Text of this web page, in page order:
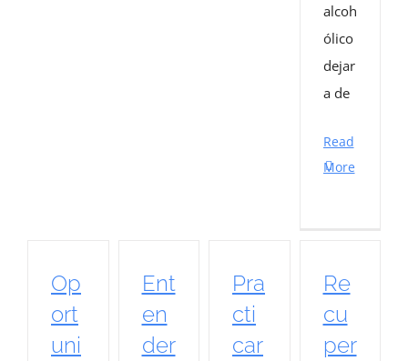
alcoh
ólico
dejar
a de
Read
More
Op
ort
uni
Ent
en
der
Pra
cti
car
Re
cu
per